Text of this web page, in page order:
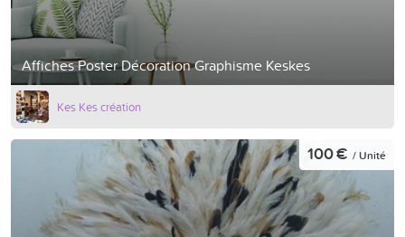
Affiches Poster Décoration Graphisme Keskes
Kes Kes création
100 € / Unité